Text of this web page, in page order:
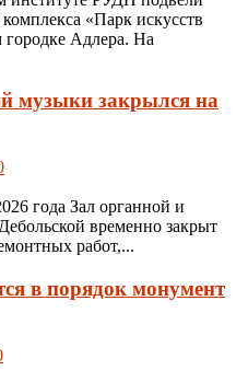
«Парк искусств
городке Адлера. На
музыки закрылся на
года Зал органной и
временно закрыт
работ,...
в порядок монумент